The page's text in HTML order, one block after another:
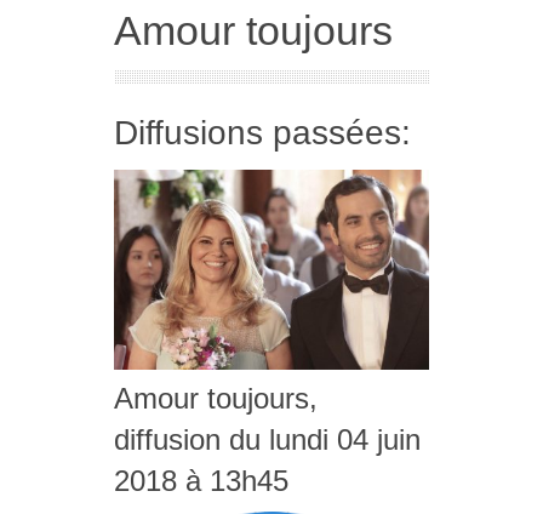
Amour toujours
Diffusions passées:
Amour toujours,
diffusion du lundi 04 juin
2018 à 13h45